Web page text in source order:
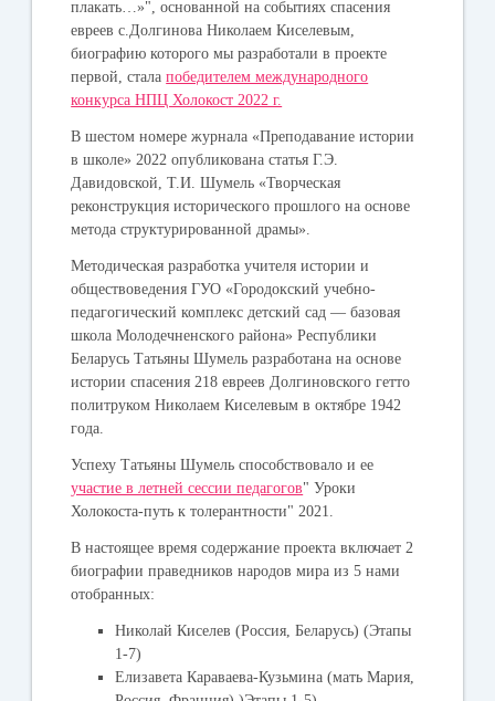
плакать…»", основанной на событиях спасения
евреев с.Долгинова Николаем Киселевым,
биографию которого мы разработали в проекте
первой, сталапобедителем международного
конкурса НПЦ Холокост 2022 г.
В шестом номере журнала «Преподавание истории
в школе» 2022 опубликована статья Г.Э.
Давидовской, Т.И. Шумель «Творческая
реконструкция исторического прошлого на основе
метода структурированной драмы».
Методическая разработка учителя истории и
обществоведения ГУО «Городокский учебно-
педагогический комплекс детский сад — базовая
школа Молодечненского района» Республики
Беларусь Татьяны Шумель разработана на основе
истории спасения 218 евреев Долгиновского гетто
политруком Николаем Киселевым в октябре 1942
года.
Успеху Татьяны Шумель способствовало и ее
участие в летней сессии педагогов" Уроки
Холокоста-путь к толерантности" 2021.
В настоящее время содержание проекта включает 2
биографии праведников народов мира из 5 нами
отобранных:
Николай Киселев (Россия, Беларусь) (Этапы
1-7)
Елизавета Караваева-Кузьмина (мать Мария,